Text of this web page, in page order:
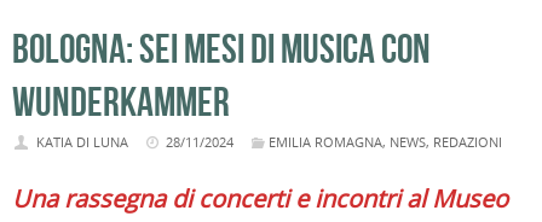
BOLOGNA: SEI MESI DI MUSICA CON
WUNDERKAMMER
KATIA DI LUNA 28/11/2024 EMILIA ROMAGNA, NEWS, REDAZIONI
Una rassegna di concerti e incontri al Museo